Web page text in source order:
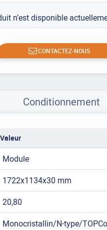
n’est disponible
CONTACTEZ-NOUS
Conditionnement
Valeur
Module
1722x1134x30 mm
20,80
Monocristallin/N-type/